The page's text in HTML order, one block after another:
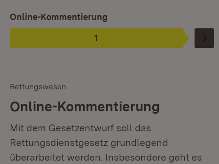
Phase
1
:
Ist ausgewählt.
Online-Kommentierung
Rettungswesen
Online-Kommentierung
Mit dem Gesetzentwurf soll das
Rettungsdienstgesetz grundlegend
überarbeitet werden. Insbesondere geht es